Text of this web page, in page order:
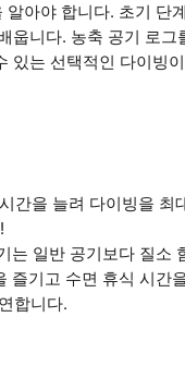
아야 합니다. 초기 단
웁니다. 농축 공기 로
있는 선택적인 다이빙
간을 늘려 다이빙을 최
는 일반 공기보다 질소
기고 수면 휴식 시간
합니다.